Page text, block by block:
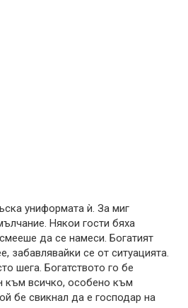
униформата ѝ. За миг
Някои гости бяха
да се намеси. Богатият
забавлявайки се от ситуацията.
шега. Богатството го бе
към всичко, особено към
бе свикнал да е господар на